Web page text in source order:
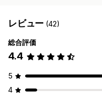
レビュー (42)
総合評価
4.4
5
4